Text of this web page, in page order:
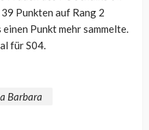
Punkten auf Rang 2
Punkt mehr sammelte.
für S04.
Barbara